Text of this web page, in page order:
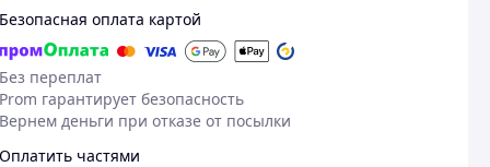
Безопасная оплата картой
Без переплат
Prom гарантирует безопасность
Вернем деньги при отказе от посылки
Оплатить частями